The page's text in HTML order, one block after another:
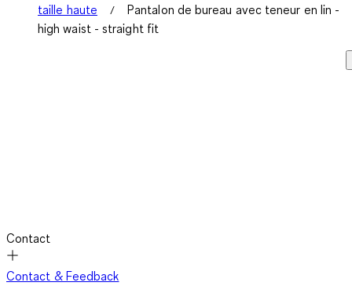
taille haute
Pantalon de bureau avec teneur en lin -
high waist - straight fit
Contact
Contact & Feedback